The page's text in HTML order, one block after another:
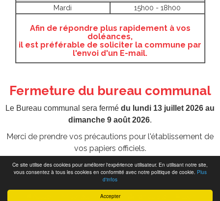
Accepter
Ce site utilise des cookies pour améliorer l'expérience utilisateur. En utilisant notre site,
vous consentez à tous les cookies en conformité avec notre politique de cookie. Plus
d'infos
Mardi
15h00 - 18h00
Afin de répondre plus rapidement à vos
doléances,
il est préférable de soliciter la commune par
l'envoi d'un E-mail.
Fermeture du bureau communal
Le Bureau communal sera fermé du lundi 13 juillet 2026 au
dimanche 9 août 2026.
Merci de prendre vos précautions pour l'établissement de
vos papiers officiels.
Webdesign byFredcreation
RGPD